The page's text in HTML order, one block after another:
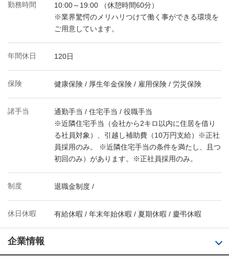
勤務時間
10:00～19:00 （休憩時間60分）
※業界驚愕のメリハリつけて働く事ができる環境を
ご用意しています。
年間休日 120日
保険 健康保険 / 厚生年金保険 / 雇用保険 / 労災保険
諸手当
通勤手当 / 住宅手当 / 役職手当
※近隣住宅手当（会社から2キロ以内に住居を借り
る社員対象）、引越し補助費（10万円支給）※正社
員採用のみ。 ※近隣住宅手当の条件を満たし、且つ
初回のみ）があります。※正社員採用のみ。
制度 退職金制度 /
休日休暇 有給休暇 / 年末年始休暇 / 夏期休暇 / 慶弔休暇
企業情報